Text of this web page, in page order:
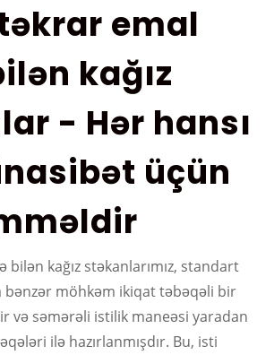
emal
kağız
- Hər hansı
üçün
bilən kağız stəkanlarımız, standart
bənzər möhkəm ikiqat təbəqəli bir
və səmərəli istilik maneəsi yaradan
ilə hazırlanmışdır. Bu, isti